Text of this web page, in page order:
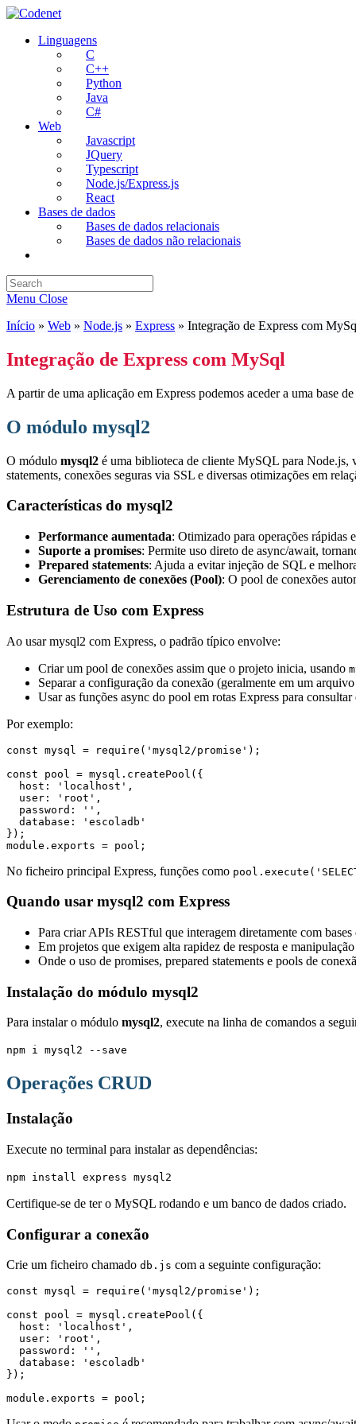
Skip
contentLinguagens
C
C++
Python
Java
C#
Web
Javascript
JQuery
Typescript
Node.js/Express.js
React
Bases de dados
Bases de dados relacionais
Bases de dados não relacionais
search
Menu Close
Início » Web » Node.js » Express » Integração de Express com
Integração de Express com MySql
A partir de uma aplicação em Express podemos aceder a uma base
O módulo mysql2
O módulo mysql2 é uma biblioteca de cliente MySQL para Node.js,
statements, conexões seguras via SSL e diversas otimizações em
Características do mysql2
Performance aumentada: Otimizado para operações rápidas
Suporte a promises: Permite uso direto de async/await,
Prepared statements: Ajuda a evitar injeção de SQL e
Gerenciamento de conexões (Pool): O pool de conexões
Estrutura de Uso com Express
Ao usar mysql2 com Express, o padrão típico envolve:
Criar um pool de conexões assim que o projeto inicia, usando
Separar a configuração da conexão (geralmente em um
Usar as funções async do pool em rotas Express para
Por exemplo:
const mysql = require('mysql2/promise');
const pool = mysql.createPool({
  host: 'localhost',
  user: 'root',
  password: '',
  database: 'escoladb'
});
module.exports = pool;
No ficheiro principal Express, funções como
Quando usar mysql2 com Express
Para criar APIs RESTful que interagem diretamente com
Em projetos que exigem alta rapidez de resposta e
Onde o uso de promises, prepared statements e pools de
Instalação do módulo mysql2
Para instalar o módulo mysql2, execute na linha de comandos a
npm i mysql2 --save
Operações CRUD
Instalação
Execute no terminal para instalar as dependências:
npm install express mysql2
Certifique-se de ter o MySQL rodando e um banco de dados criado.
Configurar a conexão
Crie um ficheiro chamado db.js com a seguinte configuração:
const mysql = require('mysql2/promise');
const pool = mysql.createPool({
  host: 'localhost',
  user: 'root',
  password: '',
  database: 'escoladb'
});
module.exports = pool;